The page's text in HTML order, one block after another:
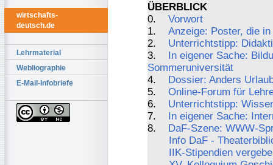
wirtschafts-
deutsch.de
Lehrmaterial
Webliographie
E-Mail-Infobriefe
ÜBERBLICK
0. Vorwort
1. Anzeige: Poster, die
2. Unterrichtstipp:
3. In eigener Sache:
Sommeruniversität
4. Dossier: Anders
5. Online-Forum für
6. Unterrichtstipp:
7. In eigener Sache:
8. DaF-Szene: WWW-
Info DaF -
IIK-Stipendien